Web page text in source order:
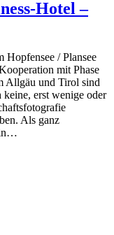
Hotel –
Hopfensee / Plansee
mit Phase
Allgäu und Tirol sind
erst wenige oder
Als ganz
in…